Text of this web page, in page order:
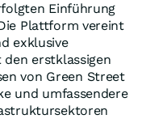
Einführung
Plattform vereint
exklusive
erstklassigen
von Green Street
und umfassendere